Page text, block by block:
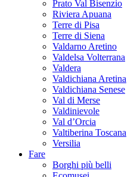
Prato Val Bisenzio
Riviera Apuana
Terre di Pisa
Terre di Siena
Valdarno Aretino
Valdelsa Volterrana
Valdera
Valdichiana Aretina
Valdichiana Senese
Val di Merse
Valdinievole
Val d’Orcia
Valtiberina Toscana
Versilia
Fare
Borghi più belli